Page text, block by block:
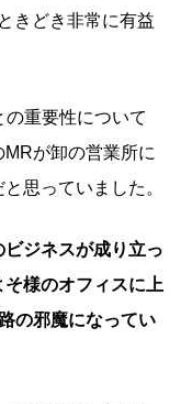
きどき非常に有益
重要性について
が卸の営業所に
思っていました。
ジネスが成り立っ
様のオフィスに上
の邪魔になってい